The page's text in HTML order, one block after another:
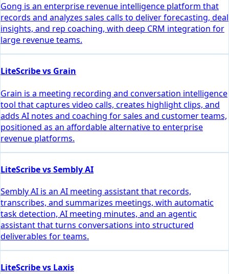
Gong is an enterprise revenue intelligence platform that
records and analyzes sales calls to deliver forecasting, deal
insights, and rep coaching, with deep CRM integration for
large revenue teams.
LiteScribe vs Grain
Grain is a meeting recording and conversation intelligence
tool that captures video calls, creates highlight clips, and
adds AI notes and coaching for sales and customer teams,
positioned as an affordable alternative to enterprise
revenue platforms.
LiteScribe vs Sembly AI
Sembly AI is an AI meeting assistant that records,
transcribes, and summarizes meetings, with automatic
task detection, AI meeting minutes, and an agentic
assistant that turns conversations into structured
deliverables for teams.
LiteScribe vs Laxis